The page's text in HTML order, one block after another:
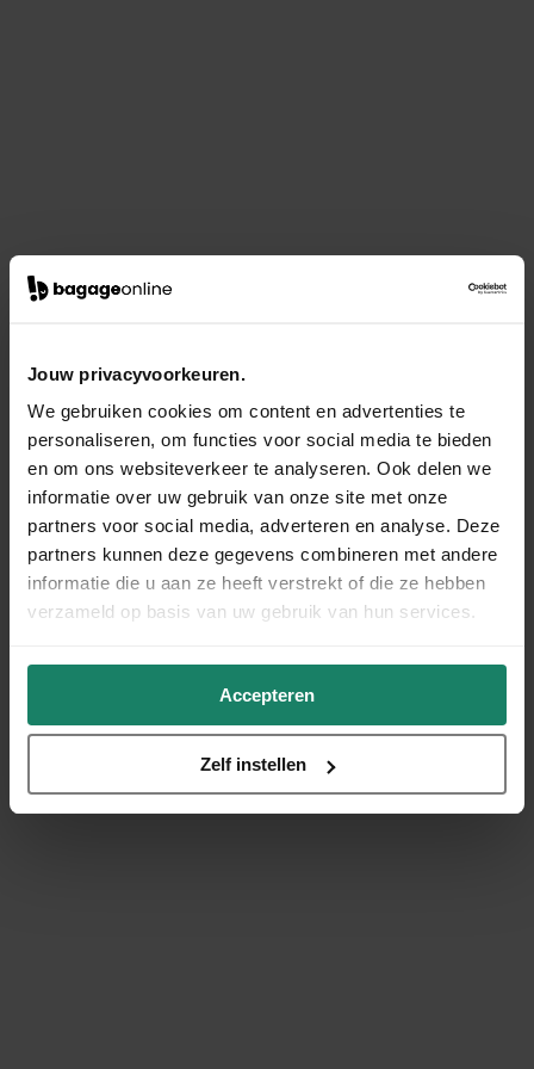
Jouw privacyvoorkeuren.
We gebruiken cookies om content en advertenties te
personaliseren, om functies voor social media te bieden
en om ons websiteverkeer te analyseren. Ook delen we
informatie over uw gebruik van onze site met onze
partners voor social media, adverteren en analyse. Deze
partners kunnen deze gegevens combineren met andere
informatie die u aan ze heeft verstrekt of die ze hebben
verzameld op basis van uw gebruik van hun services.
Accepteren
Zelf instellen